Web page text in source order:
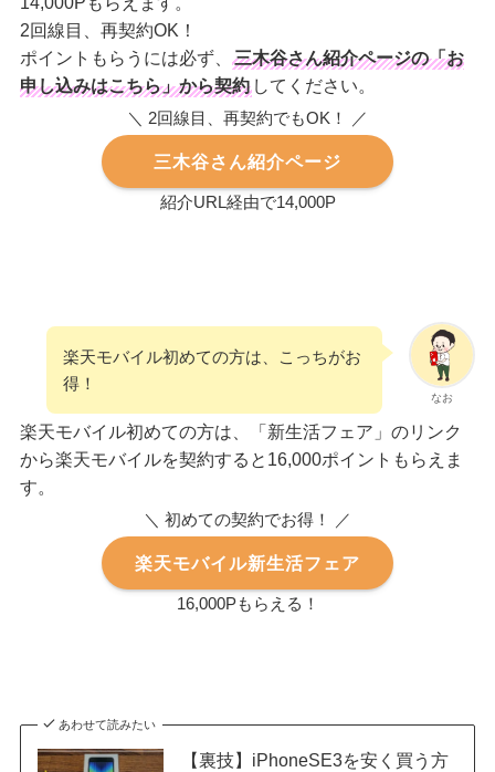
2回線目、再契約OK！
ポイントもらうには必ず、
三木谷さん紹介ページの「お
申し込みはこちら」から契約 してください。
＼ 2回線目、再契約でもOK！ ／
三木谷さん紹介ページ
紹介URL経由で14,000P
なお
楽天モバイル初めての方は、こっちがお
得！
楽天モバイル初めての方は、「新生活フェア」のリンク
から楽天モバイルを契約すると16,000ポイントもらえま
す。
＼ 初めての契約でお得！ ／
楽天モバイル新生活フェア
16,000Pもらえる！
あわせて読みたい
【裏技】iPhoneSE3を安く買う方